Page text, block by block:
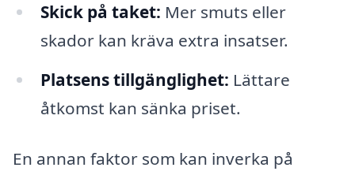
Skick på taket: Mer smuts eller
skador kan kräva extra insatser.
Platsens tillgänglighet: Lättare
åtkomst kan sänka priset.
En annan faktor som kan inverka på